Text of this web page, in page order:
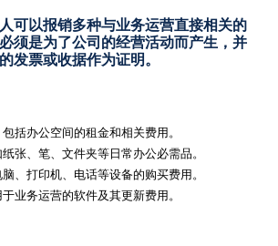
可以报销多种与业务运营直接相关的
须是为了公司的经营活动而产生，并
发票或收据作为证明。
括办公空间的租金和相关费用。
张、笔、文件夹等日常办公必需品。
、打印机、电话等设备的购买费用。
业务运营的软件及其更新费用。